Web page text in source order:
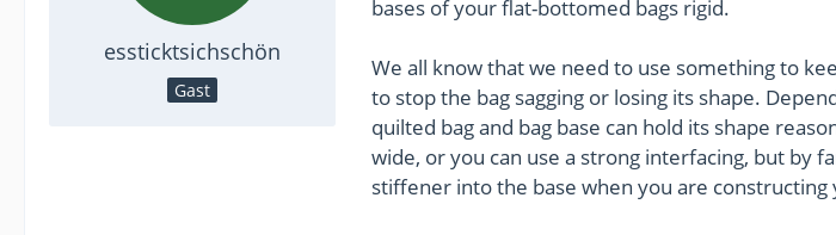
essticktsichschön
Gast
bases of your flat-bottomed bags rigid.
We all know that we need to use something to
to stop the bag sagging or losing its shape.
quilted bag and bag base can hold its shape
wide, or you can use a strong interfacing, but by
stiffener into the base when you are constructing